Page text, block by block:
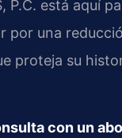
P.C. está aquí
por una
proteja su
con un